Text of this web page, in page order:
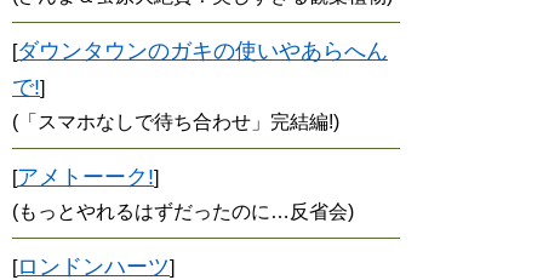
[ダウンタウンのガキの使いやあらへん
で!]
(「スマホなしで待ち合わせ」完結編!)
[アメトーーク!]
(もっとやれるはずだったのに…反省会)
[ロンドンハーツ]